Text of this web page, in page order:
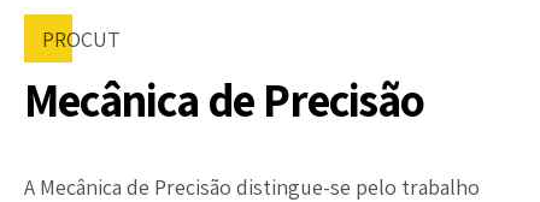
PROCUT
Mecânica de Precisão
A Mecânica de Precisão distingue-se pelo trabalho